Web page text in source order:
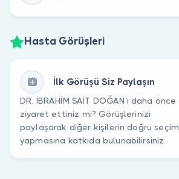
Hasta Görüşleri
İlk Görüşü Siz Paylaşın
DR. İBRAHİM SAİT DOĞAN’ı daha önce
ziyaret ettiniz mi? Görüşlerinizi
paylaşarak diğer kişilerin doğru seçim
yapmasına katkıda bulunabilirsiniz.